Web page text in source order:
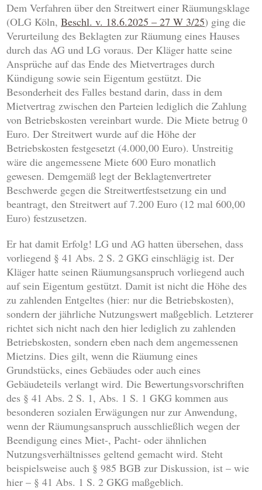
Dem Verfahren über den Streitwert einer Räumungsklage
(OLG Köln,Beschl. v. 18.6.2025 – 27 W 3/25) ging die
Verurteilung des Beklagten zur Räumung eines Hauses
durch das AG und LG voraus. Der Kläger hatte seine
Ansprüche auf das Ende des Mietvertrages durch
Kündigung sowie sein Eigentum gestützt. Die
Besonderheit des Falles bestand darin, dass in dem
Mietvertrag zwischen den Parteien lediglich die Zahlung
von Betriebskosten vereinbart wurde. Die Miete betrug 0
Euro. Der Streitwert wurde auf die Höhe der
Betriebskosten festgesetzt (4.000,00 Euro). Unstreitig
wäre die angemessene Miete 600 Euro monatlich
gewesen. Demgemäß legt der Beklagtenvertreter
Beschwerde gegen die Streitwertfestsetzung ein und
beantragt, den Streitwert auf 7.200 Euro (12 mal 600,00
Euro) festzusetzen.
Er hat damit Erfolg! LG und AG hatten übersehen, dass
vorliegend § 41 Abs. 2 S. 2 GKG einschlägig ist. Der
Kläger hatte seinen Räumungsanspruch vorliegend auch
auf sein Eigentum gestützt. Damit ist nicht die Höhe des
zu zahlenden Entgeltes (hier: nur die Betriebskosten),
sondern der jährliche Nutzungswert maßgeblich. Letzterer
richtet sich nicht nach den hier lediglich zu zahlenden
Betriebskosten, sondern eben nach dem angemessenen
Mietzins. Dies gilt, wenn die Räumung eines
Grundstücks, eines Gebäudes oder auch eines
Gebäudeteils verlangt wird. Die Bewertungsvorschriften
des § 41 Abs. 2 S. 1, Abs. 1 S. 1 GKG kommen aus
besonderen sozialen Erwägungen nur zur Anwendung,
wenn der Räumungsanspruch ausschließlich wegen der
Beendigung eines Miet-, Pacht- oder ähnlichen
Nutzungsverhältnisses geltend gemacht wird. Steht
beispielsweise auch § 985 BGB zur Diskussion, ist – wie
hier – § 41 Abs. 1 S. 2 GKG maßgeblich.